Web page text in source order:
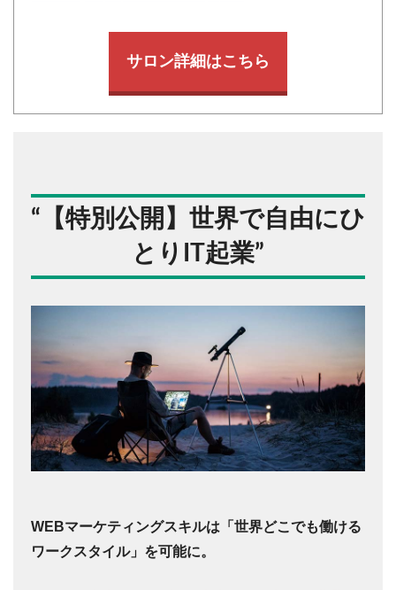
サロン詳細はこちら
“ 【特別公開】世界で自由にひ
とりIT起業”
WEBマーケティングスキルは「世界どこでも働ける
ワークスタイル」を可能に。